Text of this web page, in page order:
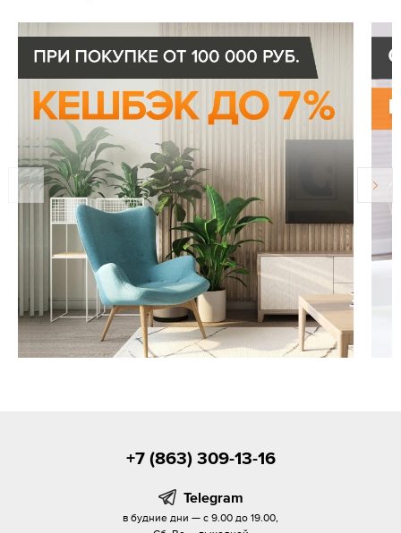
+7 (863) 309-13-16
Telegram
в будние дни — с 9.00 до 19.00,